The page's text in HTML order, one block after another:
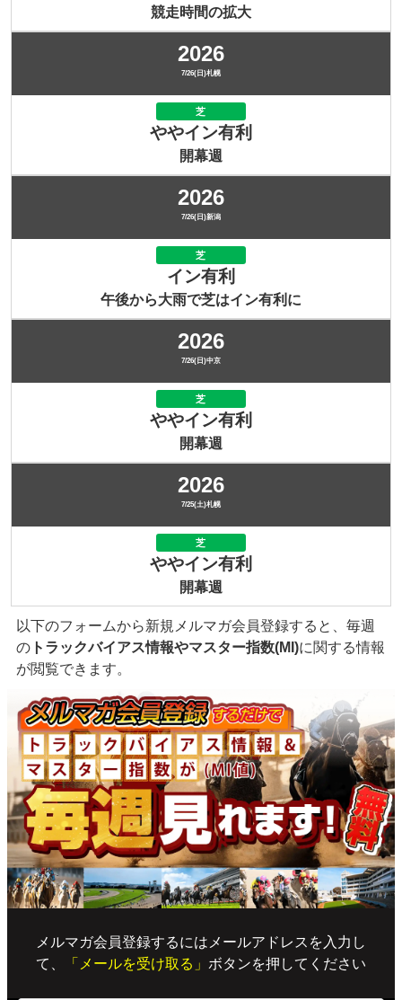
競走時間の拡大
2026
7/26(日)札幌
芝
ややイン有利
開幕週
2026
7/26(日)新潟
芝
イン有利
午後から大雨で芝はイン有利に
2026
7/26(日)中京
芝
ややイン有利
開幕週
2026
7/25(土)札幌
芝
ややイン有利
開幕週
以下のフォームから新規メルマガ会員登録すると、毎週
の トラックバイアス情報やマスター指数(MI)に関する情報
が閲覧できます。
メルマガ会員登録するにはメールアドレスを入力し
て、
「メールを受け取る」 ボタンを押してください